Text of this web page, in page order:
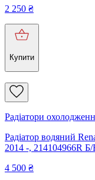
2 250 ₴
Купити
Радіатори
Радіатор водяний
2014 -, 214104966R
4 500 ₴